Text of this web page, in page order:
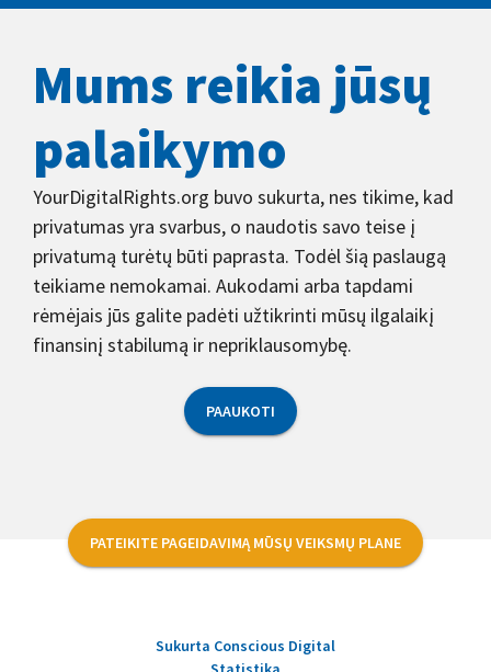
Mums reikia jūsų
palaikymo
YourDigitalRights.org buvo sukurta, nes tikime, kad
privatumas yra svarbus, o naudotis savo teise į
privatumą turėtų būti paprasta. Todėl šią paslaugą
teikiame nemokamai. Aukodami arba tapdami
rėmėjais jūs galite padėti užtikrinti mūsų ilgalaikį
finansinį stabilumą ir nepriklausomybę.
PAAUKOTI
PATEIKITE PAGEIDAVIMĄ MŪSŲ VEIKSMŲ PLANE
Sukurta Conscious Digital